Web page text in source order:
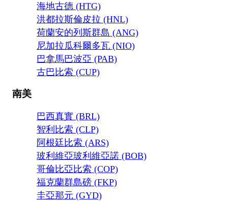
海地古德 (HTG)
洪都拉斯倫皮拉 (HNL)
荷蘭安的列斯群島 (ANG)
尼加拉瓜科爾多瓦 (NIO)
巴拿馬巴波亞 (PAB)
古巴比索 (CUP)
南美
巴西真實 (BRL)
智利比索 (CLP)
阿根廷比索 (ARS)
玻利維亞玻利維亞諾 (BOB)
哥倫比亞比索 (COP)
福克蘭群島磅 (FKP)
圭亞那元 (GYD)